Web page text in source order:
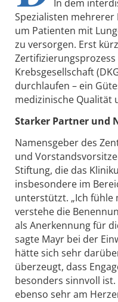
In dem
Spezialisten mehrerer
um Patienten mit
zu versorgen. Erst
Krebsgesellschaft
durchlaufen – ein
medizinische Qualität
Starker Partner und
Namensgeber des
und
Stiftung, die das
insbesondere im
unterstützt. „Ich fühle
verstehe die
als Anerkennung für
sagte Mayr bei der
hätte sich sehr
überzeugt, dass
besonders sinnvoll
ebenso sehr am